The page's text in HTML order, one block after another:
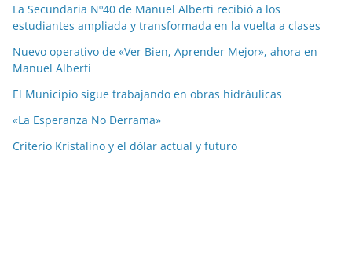
La Secundaria Nº40 de Manuel Alberti recibió a los
estudiantes ampliada y transformada en la vuelta a clases
Nuevo operativo de «Ver Bien, Aprender Mejor», ahora en
Manuel Alberti
El Municipio sigue trabajando en obras hidráulicas
«La Esperanza No Derrama»
Criterio Kristalino y el dólar actual y futuro